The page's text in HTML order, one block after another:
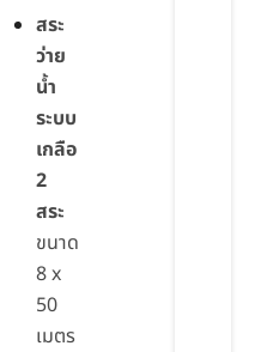
สระ
ว่าย
น้ำ
ระบบ
เกลือ
2
สระ
ขนาด
8 x
50
เมตร